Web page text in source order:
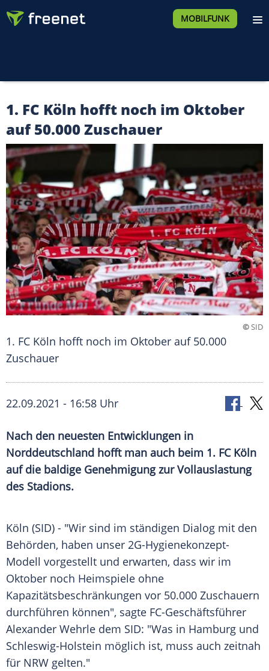
MOBILFUNK
1. FC Köln hofft noch im Oktober
auf 50.000 Zuschauer
©SID
1. FC Köln hofft noch im Oktober auf 50.000
Zuschauer
22.09.2021 - 16:58 Uhr
Nach den neuesten Entwicklungen in
Norddeutschland hofft man auch beim 1. FC Köln
auf die baldige Genehmigung zurVollauslastung
des Stadions.
Köln (SID) - "Wir sind im ständigen Dialog mit den
Behörden, haben unser 2G-Hygienekonzept-
Modell vorgestellt und erwarten, dass wir im
Oktober noch Heimspiele ohne
Kapazitätsbeschränkungen vor 50.000 Zuschauern
durchführen können", sagte FC-Geschäftsführer
Alexander Wehrle dem SID: "Was in Hamburg und
Schleswig-Holstein möglich ist, muss auch zeitnah
für NRW gelten."